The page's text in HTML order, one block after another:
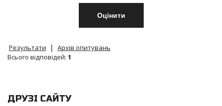
Результати |
Архів опитувань
Всього відповідей: 1
ДРУЗІ САЙТУ